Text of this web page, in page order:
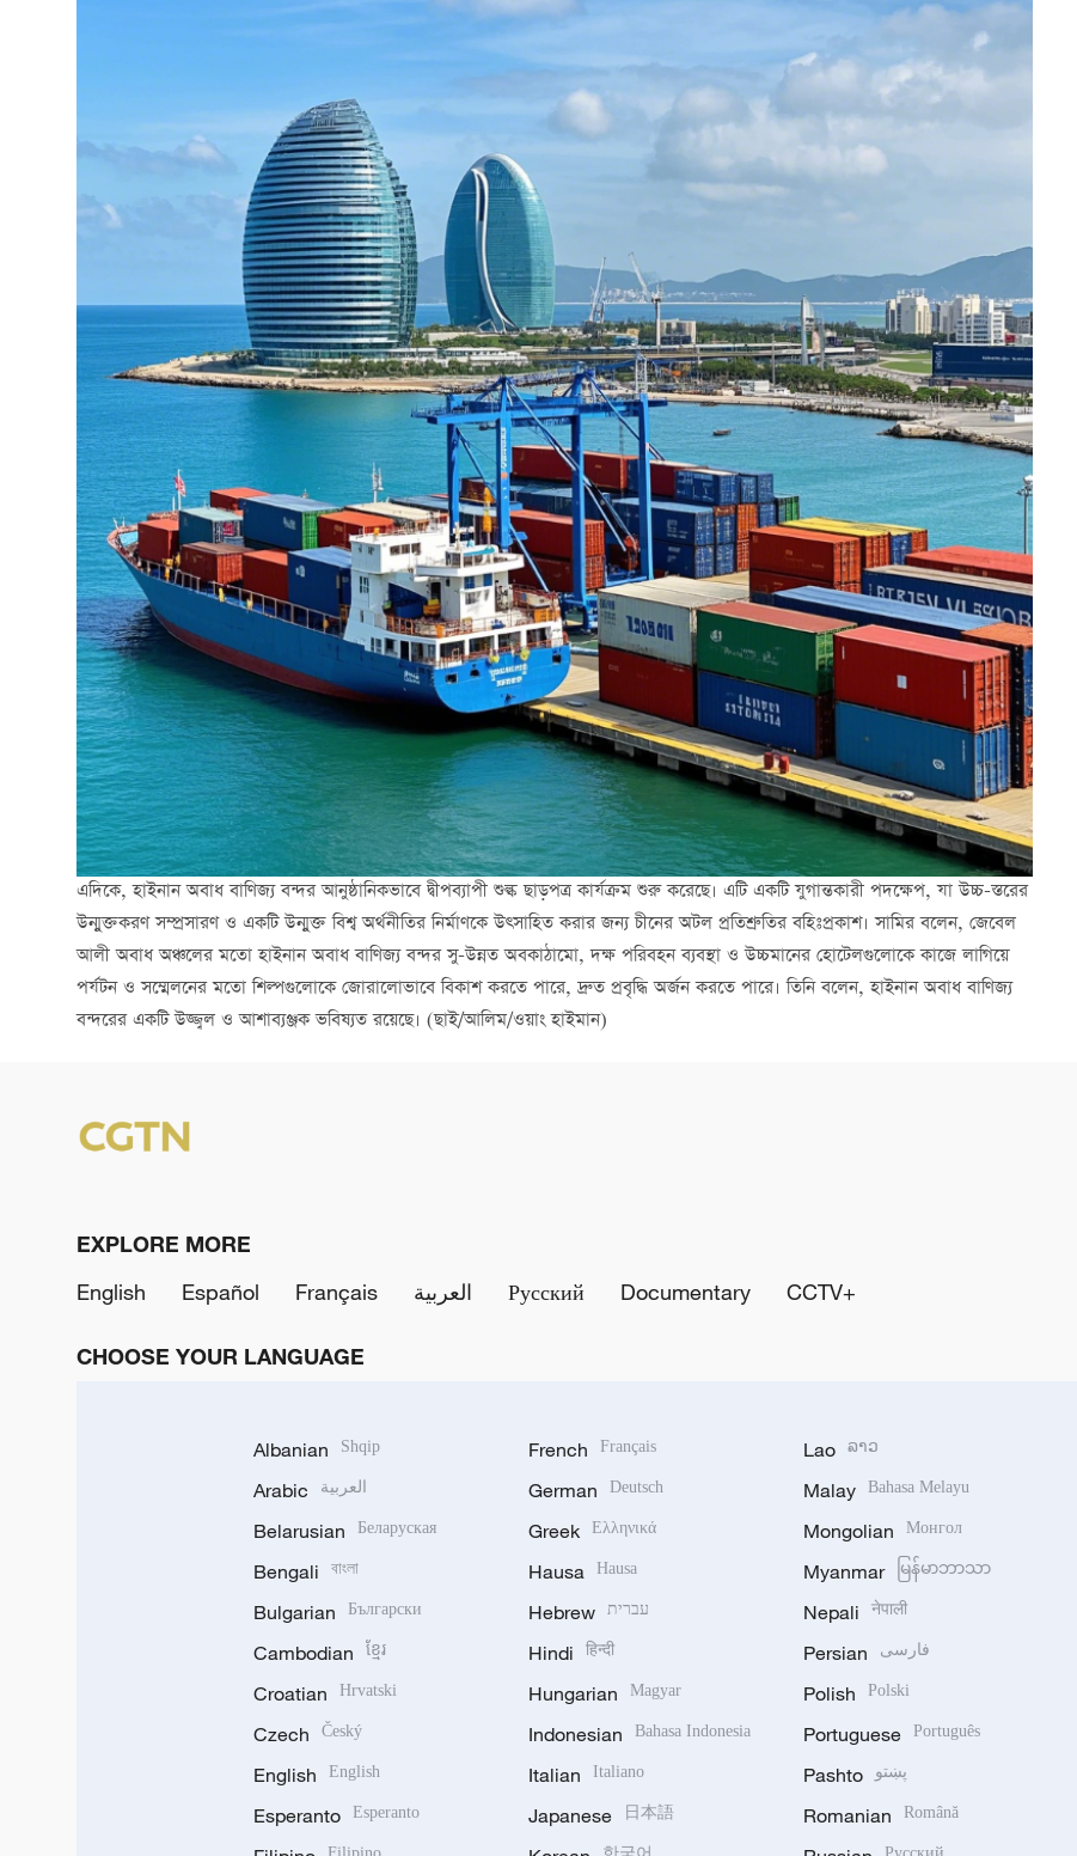
এদিকে, হাইনান অবাধ বাণিজ্য বন্দর আনুষ্ঠানিকভাবে দ্বীপব্যাপী শুল্ক ছাড়পত্র কার্যক্রম শুরু করেছে। এটি একটি যুগান্তকারী পদক্ষেপ, যা উচ্চ-স্তরের
উন্মুক্তকরণ সম্প্রসারণ ও একটি উন্মুক্ত বিশ্ব অর্থনীতির নির্মাণকে উত্সাহিত করার জন্য চীনের অটল প্রতিশ্রুতির বহিঃপ্রকাশ। সামির বলেন, জেবেল
আলী অবাধ অঞ্চলের মতো হাইনান অবাধ বাণিজ্য বন্দর সু-উন্নত অবকাঠামো, দক্ষ পরিবহন ব্যবস্থা ও উচ্চমানের হোটেলগুলোকে কাজে লাগিয়ে
পর্যটন ও সম্মেলনের মতো শিল্পগুলোকে জোরালোভাবে বিকাশ করতে পারে, দ্রুত প্রবৃদ্ধি অর্জন করতে পারে। তিনি বলেন, হাইনান অবাধ বাণিজ্য
বন্দরের একটি উজ্জ্বল ও আশাব্যঞ্জক ভবিষ্যত রয়েছে। (ছাই/আলিম/ওয়াং হাইমান)
EXPLORE MORE
English
Español Français العربية Русский Documentary CCTV+
CHOOSE YOUR LANGUAGE
Albanian Shqip
Arabic العربية
Belarusian Беларуская
Bengali বাংলা
Bulgarian Български
Cambodian ខ្មែរ
Croatian Hrvatski
Czech Český
English English
Esperanto Esperanto
French Français
German Deutsch
Greek Ελληνικά
Hausa Hausa
Hebrew עברית
Hindi हिन्दी
Hungarian Magyar
Indonesian Bahasa Indonesia
Italian Italiano
Japanese 日本語
Lao ລາວ
Malay Bahasa Melayu
Mongolian Монгол
Myanmar မြန်မာဘာသာ
Nepali नेपाली
Persian فارسی
Polish Polski
Portuguese Português
Pashto پښتو
Romanian Română